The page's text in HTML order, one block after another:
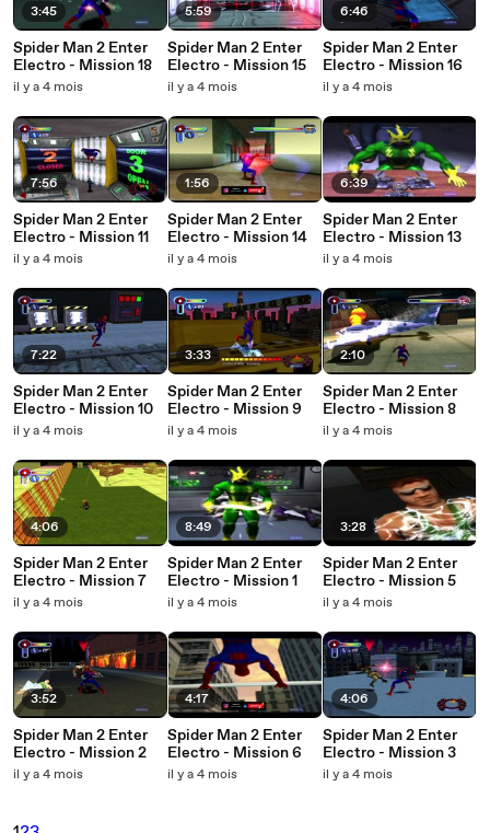
3:45
Spider Man 2 Enter
Electro - Mission 18
il y a 4 mois
7:56
Spider Man 2 Enter
Electro - Mission 11
il y a 4 mois
7:22
Spider Man 2 Enter
Electro - Mission 10
il y a 4 mois
4:06
Spider Man 2 Enter
Electro - Mission 7
il y a 4 mois
3:52
Spider Man 2 Enter
Electro - Mission 2
il y a 4 mois
5:59
Spider Man 2 Enter
Electro - Mission 15
il y a 4 mois
1:56
Spider Man 2 Enter
Electro - Mission 14
il y a 4 mois
3:33
Spider Man 2 Enter
Electro - Mission 9
il y a 4 mois
8:49
Spider Man 2 Enter
Electro - Mission 1
il y a 4 mois
4:17
Spider Man 2 Enter
Electro - Mission 6
il y a 4 mois
6:46
Spider Man 2 Enter
Electro - Mission 16
il y a 4 mois
6:39
Spider Man 2 Enter
Electro - Mission 13
il y a 4 mois
2:10
Spider Man 2 Enter
Electro - Mission 8
il y a 4 mois
3:28
Spider Man 2 Enter
Electro - Mission 5
il y a 4 mois
4:06
Spider Man 2 Enter
Electro - Mission 3
il y a 4 mois